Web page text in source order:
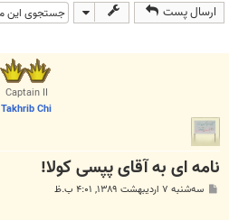
ارسال پست
Captain II
Takhrib Chi
نامه ای به آقای پپسی کولا!
سه‌شنبه ۷ اردیبهشت ۱۳۸۹, ۴:۰۱ ب.ظ